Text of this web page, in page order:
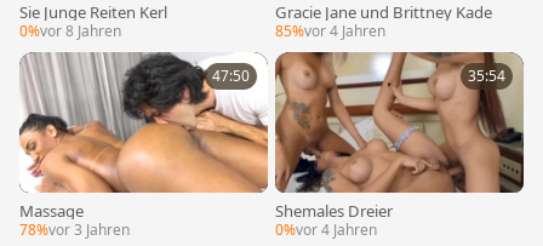
Sie Junge Reiten Kerl
0%vor 8 Jahren
Gracie Jane und Brittney Kade
85%vor 4 Jahren
47:50
Massage
78%vor 3 Jahren
35:54
Shemales Dreier
0%vor 4 Jahren